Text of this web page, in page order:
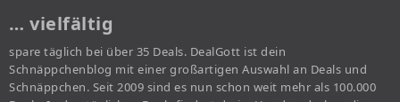
… vielfältig
spare täglich bei über 35 Deals. DealGott ist dein
Schnäppchenblog mit einer großartigen Auswahl an Deals und
Schnäppchen. Seit 2009 sind es nun schon weit mehr als 100.000